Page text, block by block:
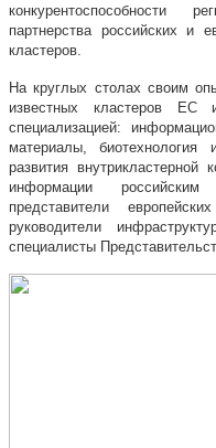
конкурентоспособности
партнерства российских и
кластеров.
На круглых столах своим
известных кластеров
специализацией:
материалы,
развития внутрикластерной
информации
представители
руководители
специалисты